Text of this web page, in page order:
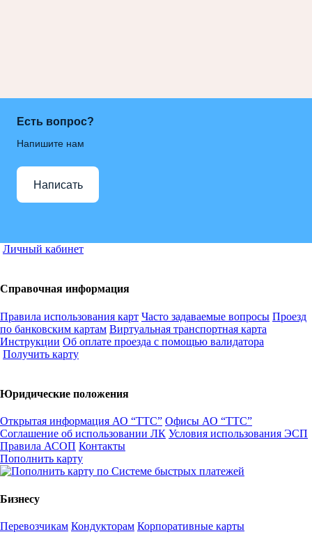
Есть вопрос?
Напишите нам
Написать
Личный кабинет
Справочная информация
Правила использования карт Часто задаваемые вопросы Проезд
по банковским картам Виртуальная транспортная карта
Инструкции Об оплате проезда с помощью валидатора
Получить карту
Юридические положения
Открытая информация АО “ТТС” Офисы АО “ТТС”
Соглашение об использовании ЛК Условия использования ЭСП
Правила АСОП Контакты
Пополнить карту
Бизнесу
Перевозчикам Кондукторам Корпоративные карты